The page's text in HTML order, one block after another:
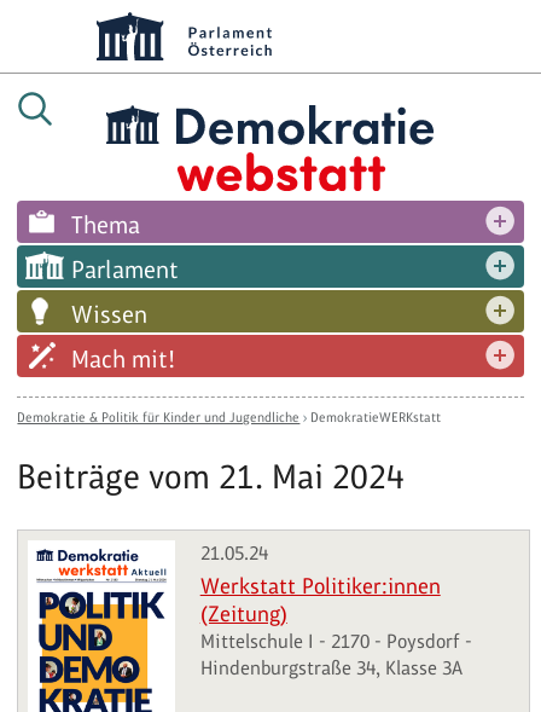
Thema
Parlament
Wissen
Mach mit!
Demokratie & Politik für Kinder und Jugendliche › DemokratieWERKstatt
Beiträge vom 21. Mai 2024
21.05.24
Werkstatt Politiker:innen
(Zeitung)
Mittelschule I - 2170 - Poysdorf -
Hindenburgstraße 34, Klasse 3A